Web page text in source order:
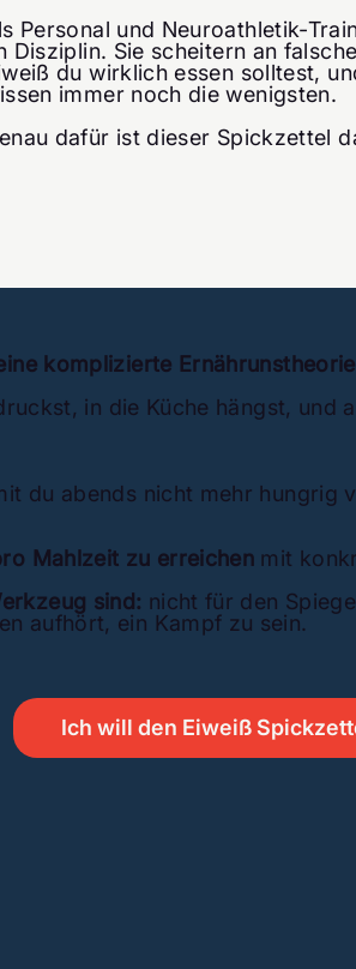
Personal und Neuroathletik-
Disziplin. Sie scheitern an
du wirklich essen solltest,
immer noch die wenigsten.
dafür ist dieser Spickzettel
komplizierte
in die Küche hängst, und
du abends nicht mehr hungrig
Mahlzeit zu erreichen mit
sind: nicht für den
aufhört, ein Kampf zu sein.
Ich will den Eiweiß